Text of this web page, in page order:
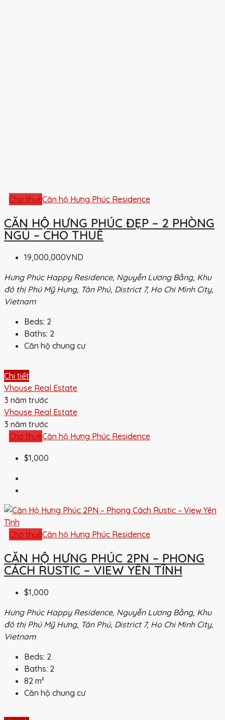
Cho thuêCăn hộ Hưng Phúc Residence
CĂN HỘ HƯNG PHÚC ĐẸP – 2 PHÒNG
NGỦ – CHO THUÊ
19,000,000VND
Hưng Phúc Happy Residence, Nguyễn Lương Bằng, Khu
đô thị Phú Mỹ Hưng, Tân Phú, District 7, Ho Chi Minh City,
Vietnam
Beds: 2
Baths: 2
Căn hộ chung cư
Chi tiết
Vhouse Real Estate
3 năm trước
Vhouse Real Estate
3 năm trước
Cho thuêCăn hộ Hưng Phúc Residence
$1,000
Cho thuêCăn hộ Hưng Phúc Residence
CĂN HỘ HƯNG PHÚC 2PN – PHONG
CÁCH RUSTIC – VIEW YÊN TĨNH
$1,000
Hưng Phúc Happy Residence, Nguyễn Lương Bằng, Khu
đô thị Phú Mỹ Hưng, Tân Phú, District 7, Ho Chi Minh City,
Vietnam
Beds: 2
Baths: 2
82 m²
Căn hộ chung cư